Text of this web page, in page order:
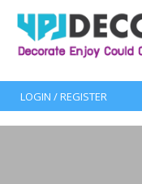
content
LOGIN / REGISTER